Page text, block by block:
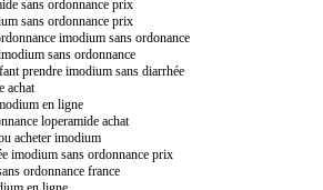
sans ordonnance prix
sans ordonnance prix
imodium sans ordonance
sans ordonnance
prendre imodium sans diarrhée
achat
en ligne
loperamide achat
acheter imodium
imodium sans ordonnance prix
ordonnance france